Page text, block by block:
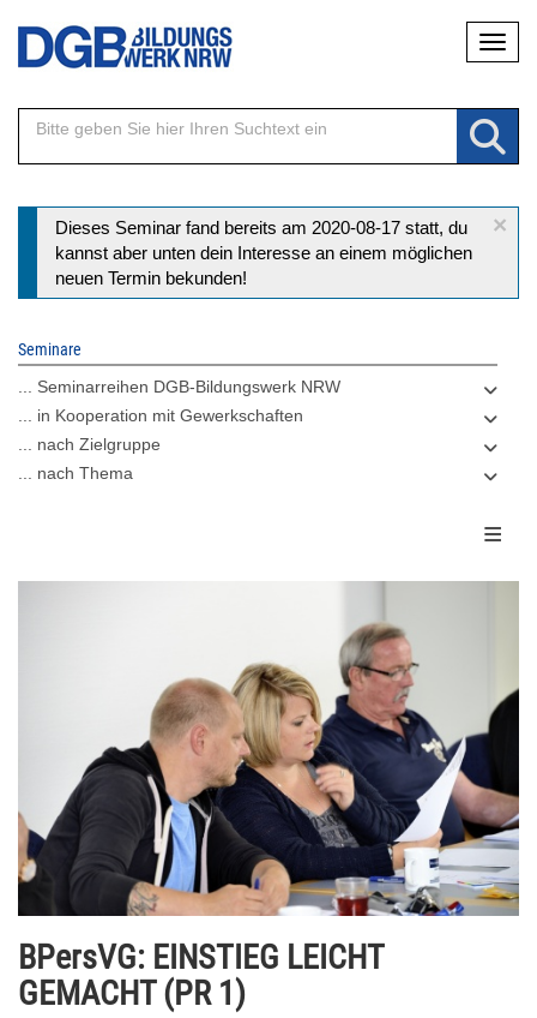
Direkt
Inhalt
×
Statusmeldung
Dieses Seminar fand bereits am 2020-08-17 statt, du
kannst aber unten dein Interesse an einem möglichen
neuen Termin bekunden!
Seminare
... Seminarreihen DGB-Bildungswerk NRW
... in Kooperation mit Gewerkschaften
... nach Zielgruppe
... nach Thema
BPersVG: EINSTIEG LEICHT
GEMACHT (PR 1)